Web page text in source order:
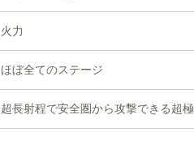
火力
ほぼ全てのステージ
超長射程で安全圏から攻撃できる超